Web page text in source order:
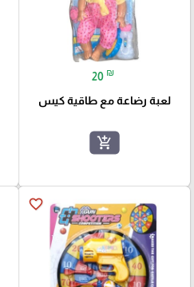
20 ₪
لعبة رضاعة مع طاقية كيس
add_shopping_cart
favorite_border